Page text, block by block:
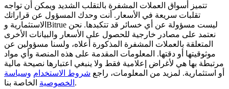
Precious Metals Trading Carnival
Trade Gold & Silver · 33,333 USDT Bonus
تتميز أسواق العملات المشفرة بالتقلب الشديد ويمكن أن تواجه
تقلبات سريعة في الأسعار. أنت وحدك المسؤول عن قراراتك
الاستثمارية وBitrue ليست مسؤولة عن أي خسائر قد تتكبدها. نحن
نعتمد على مصادر خارجية للحصول على الأسعار والبيانات الأخرى
المتعلقة بالعملات المشفرة المذكورة أعلاه، ولسنا مسؤولين عن
موثوقيتها أو دقتها. المعلومات المقدمة على هذه المنصة وأي مواد
مرتبطة بها هي لأغراض إعلامية فقط ولا ينبغي اعتبارها نصيحة مالية
أو استثمارية. لمزيد من المعلومات، راجع شروط الاستخدام وسياسة
الخصوصية الخاصة بنا.